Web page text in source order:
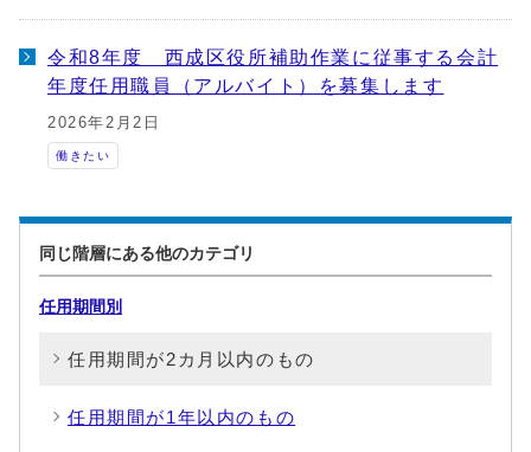
令和8年度 西成区役所補助作業に従事する会計
年度任用職員（アルバイト）を募集します
2026年2月2日
働きたい
同じ階層にある他のカテゴリ
任用期間別
任用期間が2カ月以内のもの
任用期間が1年以内のもの